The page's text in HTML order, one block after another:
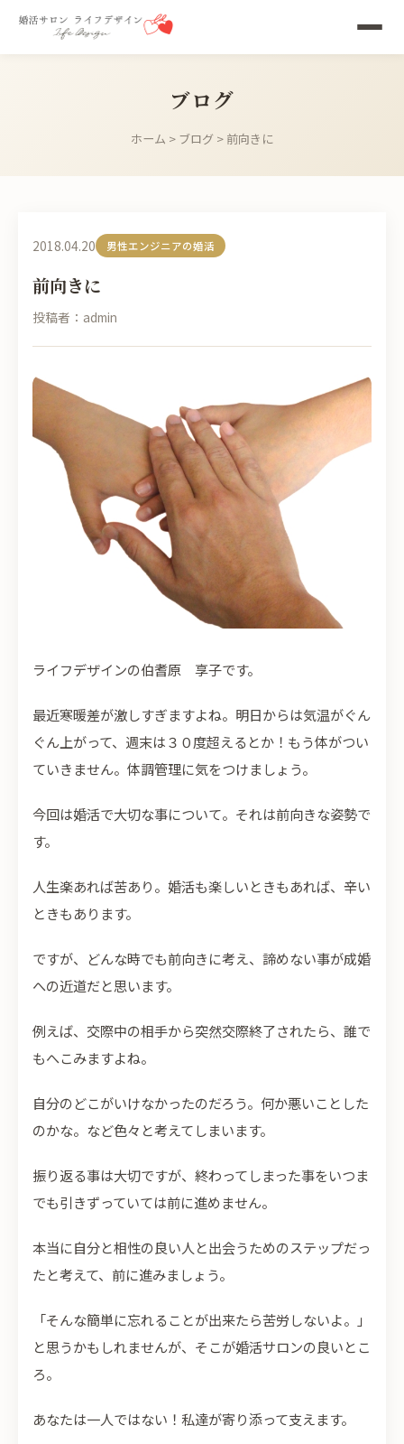
ブログ
ホーム > ブログ > 前向きに
2018.04.20 男性エンジニアの婚活
前向きに
投稿者：admin
ライフデザインの伯耆原 享子です。
最近寒暖差が激しすぎますよね。明日からは気温がぐん
ぐん上がって、週末は３０度超えるとか！もう体がつい
ていきません。体調管理に気をつけましょう。
今回は婚活で大切な事について。それは前向きな姿勢で
す。
人生楽あれば苦あり。婚活も楽しいときもあれば、辛い
ときもあります。
ですが、どんな時でも前向きに考え、諦めない事が成婚
への近道だと思います。
例えば、交際中の相手から突然交際終了されたら、誰で
もへこみますよね。
自分のどこがいけなかったのだろう。何か悪いことした
のかな。など色々と考えてしまいます。
振り返る事は大切ですが、終わってしまった事をいつま
でも引きずっていては前に進めません。
本当に自分と相性の良い人と出会うためのステップだっ
たと考えて、前に進みましょう。
「そんな簡単に忘れることが出来たら苦労しないよ。」
と思うかもしれませんが、そこが婚活サロンの良いとこ
ろ。
あなたは一人ではない！私達が寄り添って支えます。